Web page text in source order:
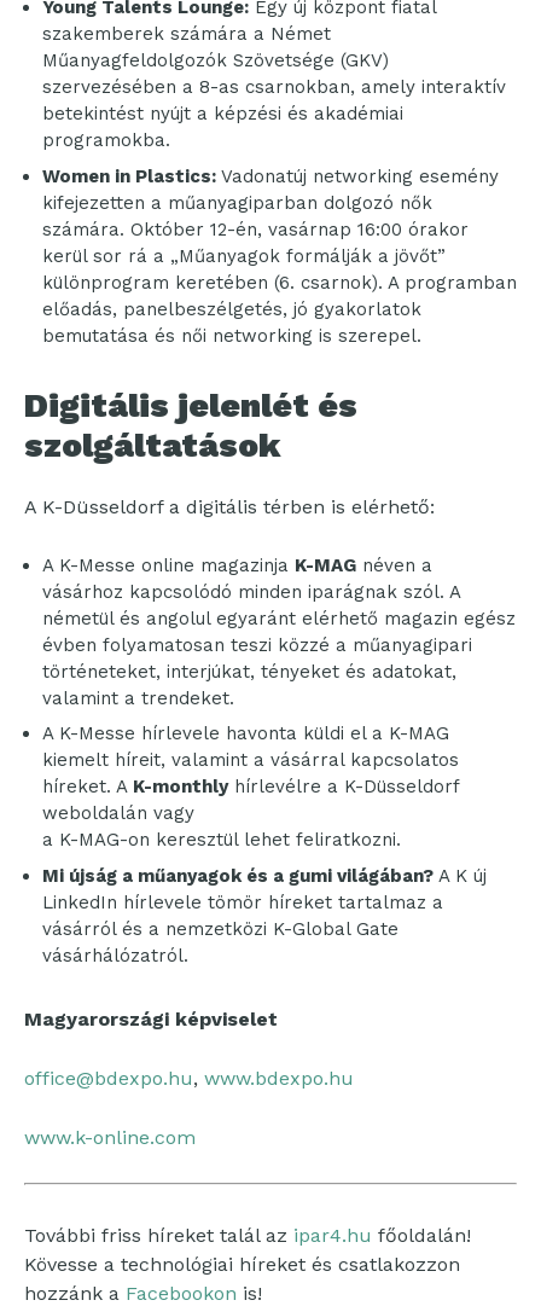
Young Talents Lounge: Egy új központ fiatal
szakemberek számára a Német
Műanyagfeldolgozók Szövetsége (GKV)
szervezésében a 8-as csarnokban, amely interaktív
betekintést nyújt a képzési és akadémiai
programokba.
Women in Plastics: Vadonatúj networking esemény
kifejezetten a műanyagiparban dolgozó nők
számára. Október 12-én, vasárnap 16:00 órakor
kerül sor rá a „Műanyagok formálják a jövőt”
különprogram keretében (6. csarnok). A programban
előadás, panelbeszélgetés, jó gyakorlatok
bemutatása és női networking is szerepel.
Digitális jelenlét és
szolgáltatások
A K-Düsseldorf a digitális térben is elérhető:
A K-Messe online magazinja K-MAG néven a
vásárhoz kapcsolódó minden iparágnak szól. A
németül és angolul egyaránt elérhető magazin egész
évben folyamatosan teszi közzé a műanyagipari
történeteket, interjúkat, tényeket és adatokat,
valamint a trendeket.
A K-Messe hírlevele havonta küldi el a K-MAG
kiemelt híreit, valamint a vásárral kapcsolatos
híreket. A K-monthlyhírlevélre a K-Düsseldorf
weboldalán vagy
a K-MAG-on keresztül lehet feliratkozni.
Mi újság a műanyagok és a gumi világában? A K új
LinkedIn hírlevele tömör híreket tartalmaz a
vásárról és a nemzetközi K-Global Gate
vásárhálózatról.
Magyarországi képviselet
office@bdexpo.hu, www.bdexpo.hu
www.k-online.com
További friss híreket talál az ipar4.hu főoldalán!
Kövesse a technológiai híreket és csatlakozzon
hozzánk a Facebookon is!